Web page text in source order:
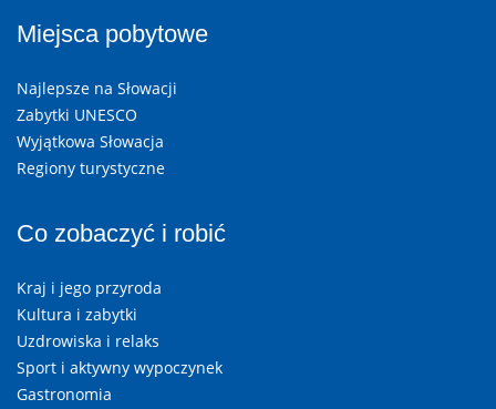
Miejsca pobytowe
Najlepsze na Słowacji
Zabytki UNESCO
Wyjątkowa Słowacja
Regiony turystyczne
Co zobaczyć i robić
Kraj i jego przyroda
Kultura i zabytki
Uzdrowiska i relaks
Sport i aktywny wypoczynek
Gastronomia